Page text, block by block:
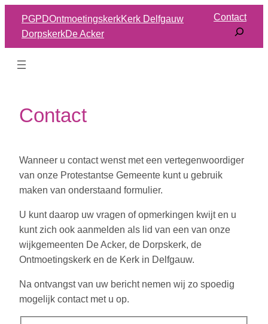
naar
PGPDOntmoetingskerkKerk Delfgauw
DorpskerkDe Acker
Contact
Contact
Wanneer u contact wenst met een vertegenwoordiger
van onze Protestantse Gemeente kunt u gebruik
maken van onderstaand formulier.
U kunt daarop uw vragen of opmerkingen kwijt en u
kunt zich ook aanmelden als lid van een van onze
wijkgemeenten De Acker, de Dorpskerk, de
Ontmoetingskerk en de Kerk in Delfgauw.
Na ontvangst van uw bericht nemen wij zo spoedig
mogelijk contact met u op.